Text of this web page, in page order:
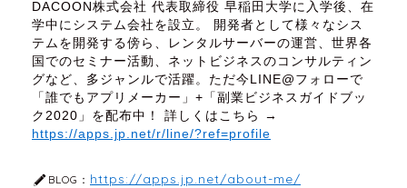
DACOON株式会社 代表取締役 早稲田大学に入学後、在
学中にシステム会社を設立。 開発者として様々なシス
テムを開発する傍ら、レンタルサーバーの運営、世界各
国でのセミナー活動、ネットビジネスのコンサルティン
グなど、多ジャンルで活躍。ただ今LINE@フォローで
「誰でもアプリメーカー」+「副業ビジネスガイドブッ
ク2020」を配布中！ 詳しくはこちら →
https://apps.jp.net/r/line/?ref=profile
BLOG： https://apps.jp.net/about-me/